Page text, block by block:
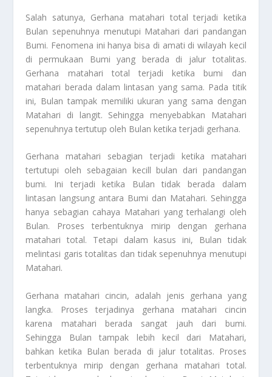
Salah satunya, Gerhana matahari total terjadi ketika
Bulan sepenuhnya menutupi Matahari dari pandangan
Bumi. Fenomena ini hanya bisa di amati di wilayah kecil
di permukaan Bumi yang berada di jalur totalitas.
Gerhana matahari total terjadi ketika bumi dan
matahari berada dalam lintasan yang sama. Pada titik
ini, Bulan tampak memiliki ukuran yang sama dengan
Matahari di langit. Sehingga menyebabkan Matahari
sepenuhnya tertutup oleh Bulan ketika terjadi gerhana.
Gerhana matahari sebagian terjadi ketika matahari
tertutupi oleh sebagaian kecill bulan dari pandangan
bumi. Ini terjadi ketika Bulan tidak berada dalam
lintasan langsung antara Bumi dan Matahari. Sehingga
hanya sebagian cahaya Matahari yang terhalangi oleh
Bulan. Proses terbentuknya mirip dengan gerhana
matahari total. Tetapi dalam kasus ini, Bulan tidak
melintasi garis totalitas dan tidak sepenuhnya menutupi
Matahari.
Gerhana matahari cincin, adalah jenis gerhana yang
langka. Proses terjadinya gerhana matahari cincin
karena matahari berada sangat jauh dari bumi.
Sehingga Bulan tampak lebih kecil dari Matahari,
bahkan ketika Bulan berada di jalur totalitas. Proses
terbentuknya mirip dengan gerhana matahari total.